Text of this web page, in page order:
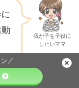
我が子を子役に
したいママ
／